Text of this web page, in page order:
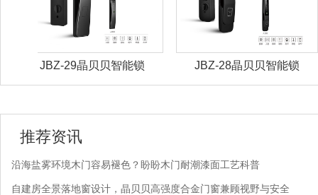
JBZ-28晶贝贝智能锁 JBZ-27晶贝贝智能
推荐资讯
沿海盐雾环境木门容易褪色？盼盼木门耐潮漆面工艺科普
自建房全景落地窗设计，晶贝贝高强度合金门窗兼顾视野与安全